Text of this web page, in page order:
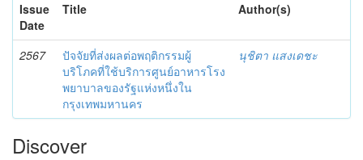
Issue
Date
Title Author(s)
2567
ปัจจัยที่ส่งผลต่อพฤติกรรมผู้
บริโภคที่ใช้บริการศูนย์อาหารโรง
พยาบาลของรัฐแห่งหนึ่งใน
กรุงเทพมหานคร
นุชิตา แสงเดชะ
Discover